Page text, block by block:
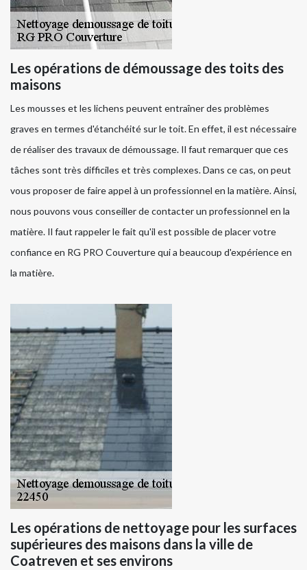
Les opérations de démoussage des toits des
maisons
Les mousses et les lichens peuvent entraîner des problèmes
graves en termes d'étanchéité sur le toit. En effet, il est nécessaire
de réaliser des travaux de démoussage. Il faut remarquer que ces
tâches sont très difficiles et très complexes. Dans ce cas, on peut
vous proposer de faire appel à un professionnel en la matière. Ainsi,
nous pouvons vous conseiller de contacter un professionnel en la
matière. Il faut rappeler le fait qu'il est possible de placer votre
confiance en RG PRO Couverture qui a beaucoup d'expérience en
la matière.
Les opérations de nettoyage pour les surfaces
supérieures des maisons dans la ville de
Coatreven et ses environs